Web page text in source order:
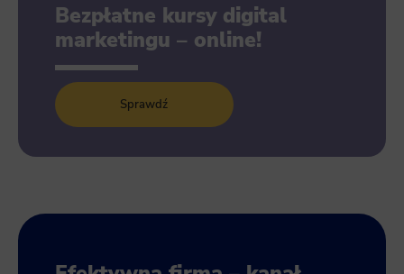
Bezpłatne kursy digital
marketingu – online!
Sprawdź